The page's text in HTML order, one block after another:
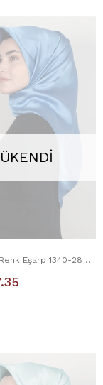
Piramit Düz Renk Eşarp 1340-28 Mavi